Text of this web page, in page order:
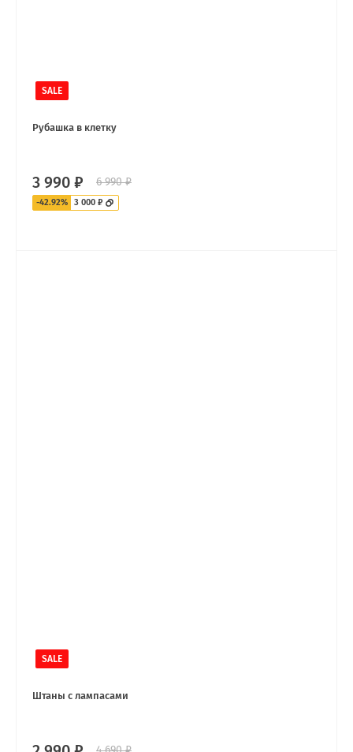
SALE
Рубашка в клетку
3 990 ₽ 6 990 ₽
-42.92% 3 000 ₽
SALE
Штаны с лампасами